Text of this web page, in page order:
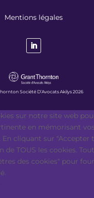
Mentions légales
Société D’Avocats Akilys 2026
sur notre site web
en mémorisant
En cliquant sur "Accepter
TOUS les cookies.
des cookies" pour